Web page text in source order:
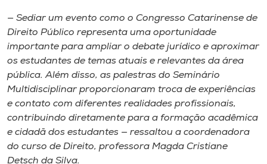
— Sediar um evento como o Congresso Catarinense de
Direito Público representa uma oportunidade
importante para ampliar o debate jurídico e aproximar
os estudantes de temas atuais e relevantes da área
pública. Além disso, as palestras do Seminário
Multidisciplinar proporcionaram troca de experiências
e contato com diferentes realidades profissionais,
contribuindo diretamente para a formação acadêmica
e cidadã dos estudantes — ressaltou a coordenadora
do curso de Direito, professora Magda Cristiane
Detsch da Silva.